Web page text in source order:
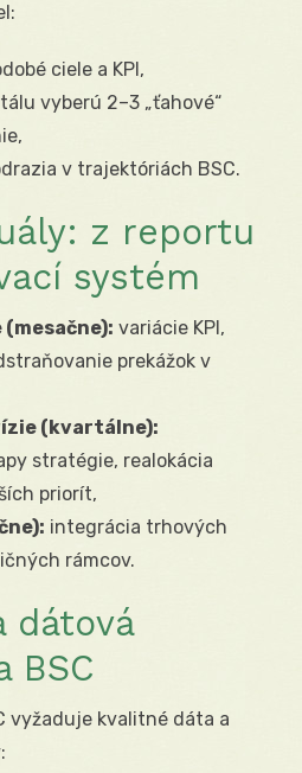
ciele a KPI,
vyberú 2–3 „ťahové“
v trajektóriách BSC.
z reportu
systém
variácie KPI,
prekážok v
(kvartálne):
stratégie, realokácia
priorít,
integrácia trhových
rámcov.
dátová
BSC
vyžaduje kvalitné dáta a